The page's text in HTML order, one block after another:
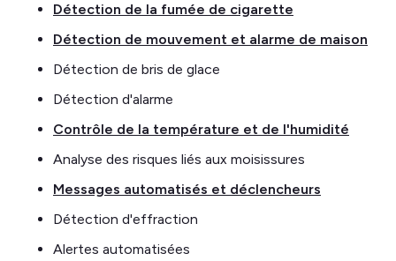
Détection de la fumée de cigarette
Détection de mouvement et alarme de maison
Détection de bris de glace
Détection d'alarme
Contrôle de la température et de l'humidité
Analyse des risques liés aux moisissures
Messages automatisés et déclencheurs
Détection d'effraction
Alertes automatisées